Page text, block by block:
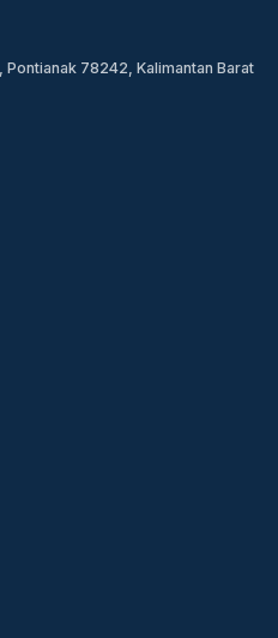
Pontianak 78242, Kalimantan Barat